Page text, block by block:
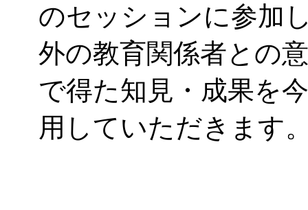
のセッションに参加
外の教育関係者との
で得た知見・成果を
用していただきます